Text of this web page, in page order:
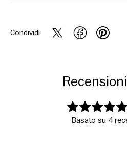
Condividi
Basato su 4